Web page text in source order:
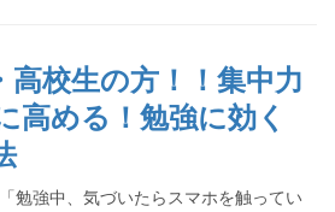
高校生の方！！集中力
高める！勉強に効く
強中、気づいたらスマホを触ってい